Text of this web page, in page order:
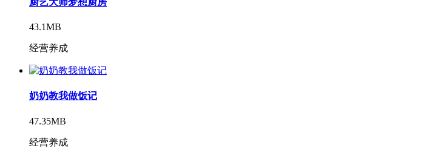
厨艺大师梦想厨房
43.1MB
经营养成
奶奶教我做饭记
47.35MB
经营养成